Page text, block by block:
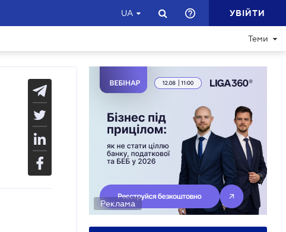
UA УВІЙТИ
Теми
Реклама